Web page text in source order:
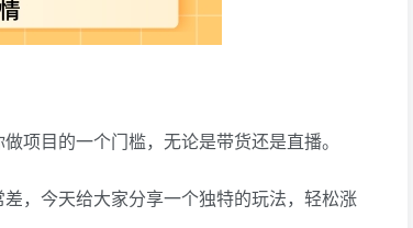
项目的一个门槛，无论是带货还是直播。
，今天给大家分享一个独特的玩法，轻松涨